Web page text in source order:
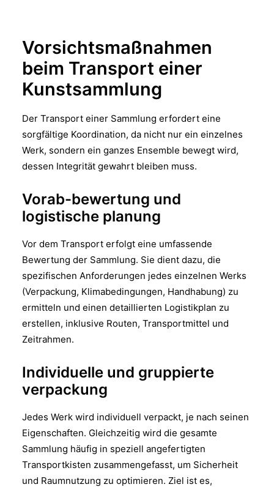
Vorsichtsmaßnahmen
beim Transport einer
Kunstsammlung
Der Transport einer Sammlung erfordert eine
sorgfältige Koordination, da nicht nur ein einzelnes
Werk, sondern ein ganzes Ensemble bewegt wird,
dessen Integrität gewahrt bleiben muss.
Vorab-bewertung und
logistische planung
Vor dem Transport erfolgt eine umfassende
Bewertung der Sammlung. Sie dient dazu, die
spezifischen Anforderungen jedes einzelnen Werks
(Verpackung, Klimabedingungen, Handhabung) zu
ermitteln und einen detaillierten Logistikplan zu
erstellen, inklusive Routen, Transportmittel und
Zeitrahmen.
Individuelle und gruppierte
verpackung
Jedes Werk wird individuell verpackt, je nach seinen
Eigenschaften. Gleichzeitig wird die gesamte
Sammlung häufig in speziell angefertigten
Transportkisten zusammengefasst, um Sicherheit
und Raumnutzung zu optimieren. Ziel ist es,